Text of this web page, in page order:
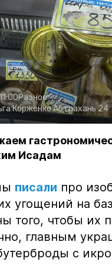
Разное
КорженкоАстрахань 24
Исадам
писали про
угощений на
того, чтобы их
главным
с